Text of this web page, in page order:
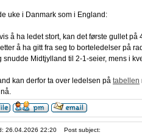
uke i Danmark som i England:
å ha ledet stort, kan det første gullet
å ha gitt fra seg to borteledelser på
snudde Midtjylland til 2-1-seier, mens i
kan derfor ta over ledelsen på tabellen
26.04.2026 22:20 Post subject: